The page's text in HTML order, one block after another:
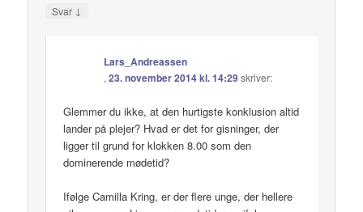
Svar ↓
Lars_Andreassen
,23. november 2014 kl. 14:29skriver:
Glemmer du ikke, at den hurtigste konklusion altid
lander på plejer? Hvad er det for gisninger, der
ligger til grund for klokken 8.00 som den
dominerende mødetid?
Ifølge Camilla Kring, er der flere unge, der hellere